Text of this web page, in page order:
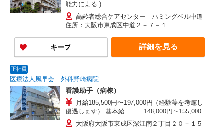
能力による )
高齢者総合ケアセンター ハミングベル中道
住所：大阪市東成区中道２－７－１
キープ 詳細を見る
正社員
医療法人風早会 外科野崎病院
看護助手（病棟）
月給185,500円〜197,000円（経験等を考慮し
優遇します） 基本給 148,000円〜155,000円
職務手当 25,000円〜27,000円 特別手当
12,500円〜15,000円 院長特別手当 12,000円 土曜
大阪府大阪市東成区深江南２丁目２０－１５